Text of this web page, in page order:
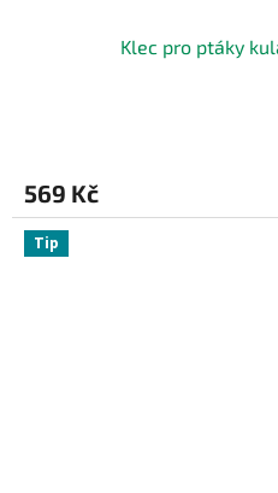
Klec pro ptáky
569 Kč
Tip